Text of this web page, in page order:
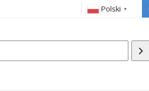
Polski ▼